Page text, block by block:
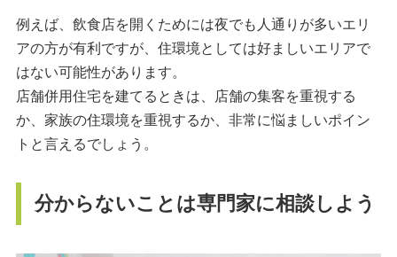
例えば、飲食店を開くためには夜でも人通りが多いエリ
アの方が有利ですが、住環境としては好ましいエリアで
はない可能性があります。
店舗併用住宅を建てるときは、店舗の集客を重視する
か、家族の住環境を重視するか、非常に悩ましいポイン
トと言えるでしょう。
分からないことは専門家に相談しよう